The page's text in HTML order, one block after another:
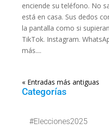
enciende su teléfono. No
está en casa. Sus dedos
la pantalla como si
TikTok. Instagram.
más....
« Entradas más antiguas
Categorías
#Elecciones2025